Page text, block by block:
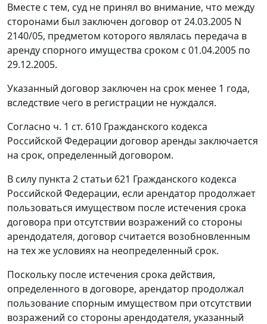
Вместе с тем, суд не принял во внимание, что между
сторонами был заключен договор от 24.03.2005 N
2140/05, предметом которого являлась передача в
аренду спорного имущества сроком с 01.04.2005 по
29.12.2005.
Указанный договор заключен на срок менее 1 года,
вследствие чего в регистрации не нуждался.
Согласно ч. 1 ст. 610 Гражданского кодекса
Российской Федерации договор аренды заключается
на срок, определенный договором.
В силу пункта 2 статьи 621 Гражданского кодекса
Российской Федерации, если арендатор продолжает
пользоваться имуществом после истечения срока
договора при отсутствии возражений со стороны
арендодателя, договор считается возобновленным
на тех же условиях на неопределенный срок.
Поскольку после истечения срока действия,
определенного в договоре, арендатор продолжал
пользование спорным имуществом при отсутствии
возражений со стороны арендодателя, указанный